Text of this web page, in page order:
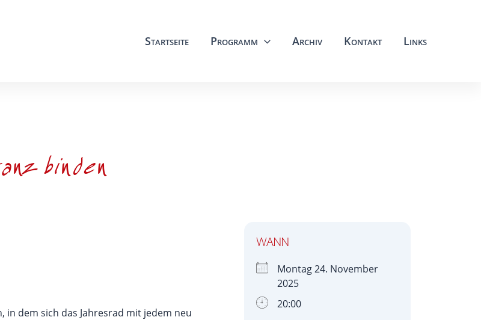
Startseite Programm Archiv Kontakt Links
binden
dem sich das Jahresrad mit jedem neu
WANN
Montag 24. November
2025
20:00